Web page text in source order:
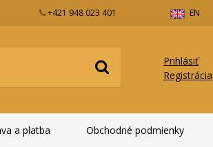
+421 948 023 401 EN
Prihlásiť
Registrácia
a platba Obchodné podmienky